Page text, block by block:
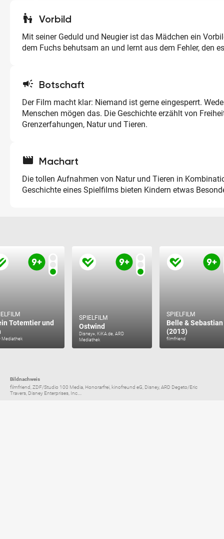
escalator_warning Vorbild
Mit seiner Geduld und Neugier ist das Mädchen ein
dem Fuchs behutsam an und lernt aus dem Fehler, den
campaign Botschaft
Der Film macht klar: Niemand ist gerne eingesperrt.
Menschen mögen das. Die Geschichte erzählt von
Grenzerfahungen, Natur und Tieren.
movie Machart
Die tollen Aufnahmen von Natur und Tieren in
Geschichte eines Spielfilms bieten Kindern etwas
Totemtier und
Mediathek
SPIELFILM
Ostwind
Disney+, KiKA.de, ARD
Mediathek
SPIELFILM
Belle & Sebastian
(2013)
filmfriend
Bildnachweis
filmfriend, ZDF/Studio 100 Media, Honorarfrei, kinofreund eG, Disney, ARD Degeto/Eric
Travers, Disney Enterprises, Inc....